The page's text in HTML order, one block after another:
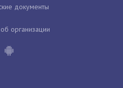
документы
организации